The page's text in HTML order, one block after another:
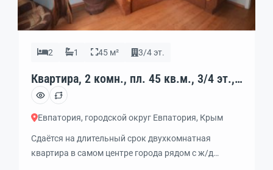
2 1 45 м² 3/4 эт.
Квартира, 2 комн., пл. 45 кв.м., 3/4 эт.,
код: 449655
Евпатория, городской округ Евпатория, Крым
Сдаётся на длительный срок двухкомнатная
квартира в самом центре города рядом с ж/д